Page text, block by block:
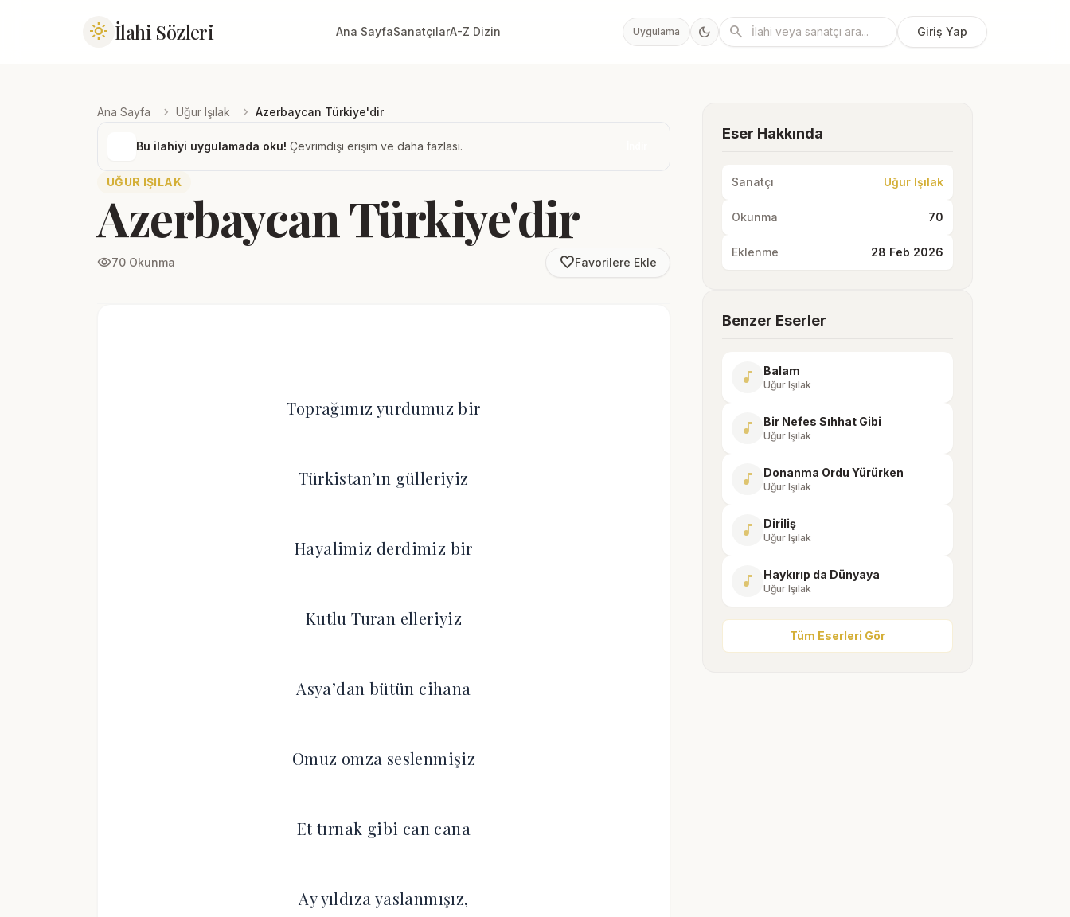
light_mode İlahi Sözleri Ana SayfaSanatçılarA-Z Dizin Uygulama dark_mode search Giriş Yap
Ana Sayfa chevron_right Uğur Işılak chevron_right Azerbaycan Türkiye'dir
Bu ilahiyi uygulamada oku! Çevrimdışı erişim ve daha fazlası.
UĞUR IŞILAK
Azerbaycan Türkiye'dir
visibility70 Okunma favorite_borderFavorilere Ekle
Toprağımız yurdumuz bir
Türkistan’ın gülleriyiz
Hayalimiz derdimiz bir
Kutlu Turan elleriyiz
Asya’dan bütün cihana
Omuz omza seslenmişiz
Et tırnak gibi can cana
Ay yıldıza yaslanmışız,
Eser Hakkında
Sanatçı Uğur Işılak
Okunma 70
Eklenme 28 Feb 2026
Benzer Eserler
music_note Balam
Uğur Işılak
music_note Bir Nefes Sıhhat Gibi
Uğur Işılak
music_note Donanma Ordu Yürürken
Uğur Işılak
music_note Diriliş
Uğur Işılak
music_note Haykırıp da Dünyaya
Uğur Işılak
Tüm Eserleri Gör